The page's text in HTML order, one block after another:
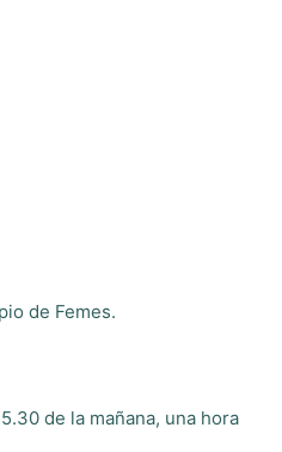
de Femes.
de la mañana, una hora